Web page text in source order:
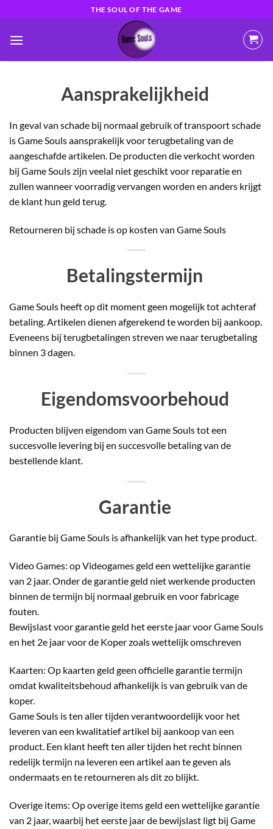
naar
inhoud
THE SOUL OF THE GAME
Aansprakelijkheid
In geval van schade bij normaal gebruik of transpoort schade
is Game Souls aansprakelijk voor terugbetaling van de
aangeschafde artikelen. De producten die verkocht worden
bij Game Souls zijn veelal niet geschikt voor reparatie en
zullen wanneer voorradig vervangen worden en anders krijgt
de klant hun geld terug.
Retourneren bij schade is op kosten van Game Souls
Betalingstermijn
Game Souls heeft op dit moment geen mogelijk tot achteraf
betaling. Artikelen dienen afgerekend te worden bij aankoop.
Eveneens bij terugbetalingen streven we naar terugbetaling
binnen 3 dagen.
Eigendomsvoorbehoud
Producten blijven eigendom van Game Souls tot een
succesvolle levering bij en succesvolle betaling van de
bestellende klant.
Garantie
Garantie bij Game Souls is afhankelijk van het type product.
Video Games: op Videogames geld een wettelijke garantie
van 2 jaar. Onder de garantie geld niet werkende producten
binnen de termijn bij normaal gebruik en voor fabricage
fouten.
Bewijslast voor garantie geld het eerste jaar voor Game Souls
en het 2e jaar voor de Koper zoals wettelijk omschreven
Kaarten: Op kaarten geld geen officielle garantie termijn
omdat kwaliteitsbehoud afhankelijk is van gebruik van de
koper.
Game Souls is ten aller tijden verantwoordelijk voor het
leveren van een kwalitatief artikel bij aankoop van een
product. Een klant heeft ten aller tijden het recht binnen
redelijk termijn na leveren een artikel aan te geven als
ondermaats en te retourneren als dit zo blijkt.
Overige items: Op overige items geld een wettelijke garantie
van 2 jaar, waarbij het eerste jaar de bewijslast ligt bij Game